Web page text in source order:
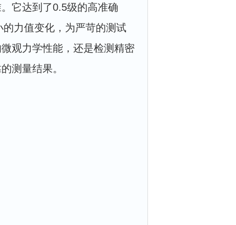
它达到了0.5级的高准确
力值变化，为严苛的测试
观力学性能，还是检测精密
测量结果。